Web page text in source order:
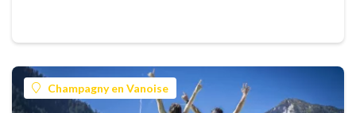
Champagny en Vanoise